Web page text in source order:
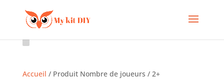
Accueil / Produit Nombre de joueurs / 2+